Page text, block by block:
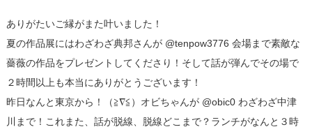
ありがたいご縁がまた叶いました！
夏の作品展にはわざわざ典邦さんが @tenpow3776 会場まで素敵な
薔薇の作品をプレゼントしてくださり！そして話が弾んでその場で
２時間以上も本当にありがとうございます！
昨日なんと東京から！（≧∇≦）オビちゃんが @obic0 わざわざ中津
川まで！これまた、話が脱線、脱線どこまで？ランチがなんと３時